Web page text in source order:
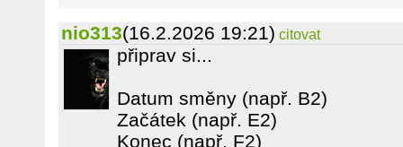
nio313(16.2.2026 19:21) citovat
připrav si...
Datum směny (např. B2)
Začátek (např. E2)
Konec (např. F2)